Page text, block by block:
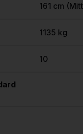
161 cm
1135 kg
10